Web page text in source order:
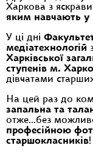
Харкова з
яким навчають у
У ці дні
медіатехнологій
Харківської
ступенів м.
дівчатами
На цей раз до
запальна та
отже…без
професійною
старшокласників!